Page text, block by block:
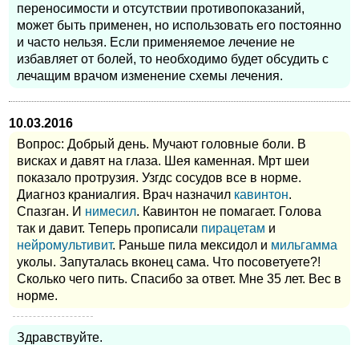
переносимости и отсутствии противопоказаний,
может быть применен, но использовать его постоянно
и часто нельзя. Если применяемое лечение не
избавляет от болей, то необходимо будет обсудить с
лечащим врачом изменение схемы лечения.
10.03.2016
Вопрос: Добрый день. Мучают головные боли. В
висках и давят на глаза. Шея каменная. Мрт шеи
показало протрузия. Узгдс сосудов все в норме.
Диагноз краниалгия. Врач назначил кавинтон.
Спазган. И нимесил. Кавинтон не помагает. Голова
так и давит. Теперь прописали пирацетам и
нейромультивит. Раньше пила мексидол и мильгамма
уколы. Запуталась вконец сама. Что посоветуете?!
Сколько чего пить. Спасибо за ответ. Мне 35 лет. Вес в
норме.
Здравствуйте.